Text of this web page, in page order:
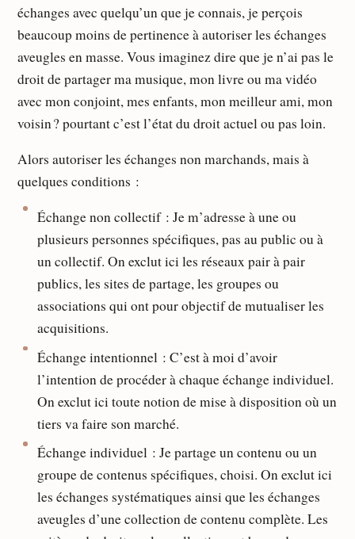
échanges avec quelqu’un que je connais, je perçois
beaucoup moins de pertinence à autoriser les échanges
aveugles en masse. Vous imaginez dire que je n’ai pas le
droit de partager ma musique, mon livre ou ma vidéo
avec mon conjoint, mes enfants, mon meilleur ami, mon
voisin ? pourtant c’est l’état du droit actuel ou pas loin.
Alors autoriser les échanges non marchands, mais à
quelques conditions :
Échange non collectif : Je m’adresse à une ou
plusieurs personnes spécifiques, pas au public ou à
un collectif. On exclut ici les réseaux pair à pair
publics, les sites de partage, les groupes ou
associations qui ont pour objectif de mutualiser les
acquisitions.
Échange intentionnel : C’est à moi d’avoir
l’intention de procéder à chaque échange individuel.
On exclut ici toute notion de mise à disposition où un
tiers va faire son marché.
Échange individuel : Je partage un contenu ou un
groupe de contenus spécifiques, choisi. On exclut ici
les échanges systématiques ainsi que les échanges
aveugles d’une collection de contenu complète. Les